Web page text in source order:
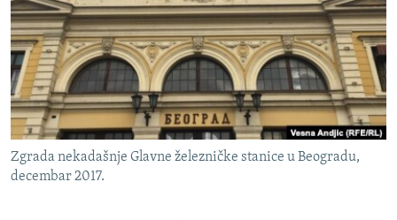
ISPRIČAJ MI
DNEVNO@RSE
SPECIJALI RSE
VIŠE OD NASLOVA
GENOCID U SREBRENICI
POPLAVE I KLIZIŠTA U BIH 2024.
PRATITE NAS
Zgrada nekadašnje Glavne železničke stanice u Beogradu,
decembar 2017.